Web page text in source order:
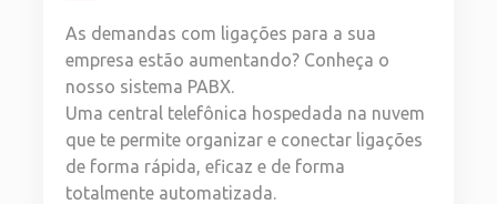
As demandas com ligações para a sua
empresa estão aumentando? Conheça o
nosso sistema PABX.
Uma central telefônica hospedada na nuvem
que te permite organizar e conectar ligações
de forma rápida, eficaz e de forma
totalmente automatizada.